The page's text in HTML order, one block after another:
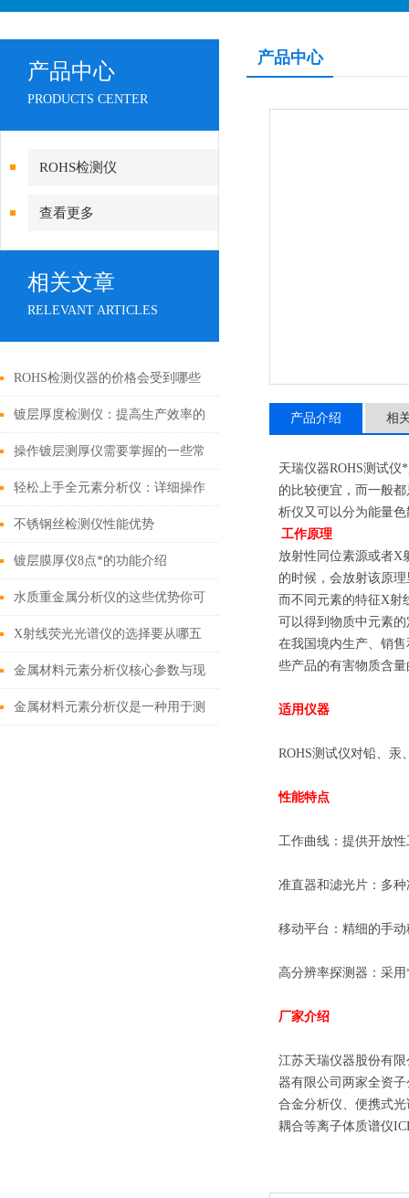
产品中心
PRODUCTS CENTER
ROHS检测仪
查看更多
相关文章
RELEVANT ARTICLES
ROHS检测仪器的价格会受到哪些
因素的影响
镀层厚度检测仪：提高生产效率的
有效工具
操作镀层测厚仪需要掌握的一些常
识
轻松上手全元素分析仪：详细操作
指南
不锈钢丝检测仪性能优势
镀层膜厚仪8点*的功能介绍
水质重金属分析仪的这些优势你可
都知道？
X射线荧光光谱仪的选择要从哪五
点入
金属材料元素分析仪核心参数与现
场应用指南
金属材料元素分析仪是一种用于测
产品中心
产品介绍 相
天瑞仪器ROHS测试
的比较便宜，而一般
析仪又可以分为能量
工作原理
放射性同位素源或者X
的时候，会放射该原
而不同元素的特征X射
可以得到物质中元素
在我国境内生产、销
些产品的有害物质含
适用仪器
ROHS测试仪对铅、
性能特点
工作曲线：提供开放
准直器和滤光片：多
移动平台：精细的手
高分辨率探测器：采
厂家介绍
江苏天瑞仪器股份有
器有限公司两家全资
合金分析仪、便携式
耦合等离子体质谱仪